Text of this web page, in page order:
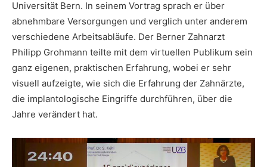
Universität Bern. In seinem Vortrag sprach er über
abnehmbare Versorgungen und verglich unter anderem
verschiedene Arbeitsabläufe. Der Berner Zahnarzt
Philipp Grohmann teilte mit dem virtuellen Publikum sein
ganz eigenen, praktischen Erfahrung, wobei er sehr
visuell aufzeigte, wie sich die Erfahrung der Zahnärzte,
die implantologische Eingriffe durchführen, über die
Jahre verändert hat.